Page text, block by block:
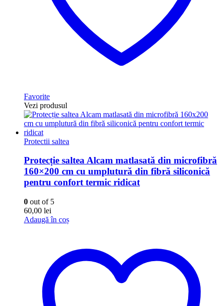
Favorite
Vezi produsul
Protectii saltea
Protecție saltea Alcam matlasată din microfibră
160×200 cm cu umplutură din fibră siliconică
pentru confort termic ridicat
0 out of 5
60,00 lei
Adaugă în coș